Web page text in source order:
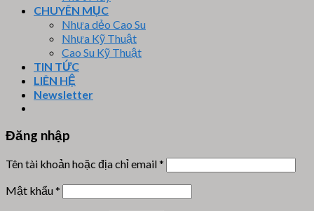
CHUYÊN MỤC
Nhựa dẻo Cao Su
Nhựa Kỹ Thuật
Cao Su Kỹ Thuật
TIN TỨC
LIÊN HỆ
Newsletter
Đăng nhập
Tên tài khoản hoặc địa chỉ email*
Mật khẩu*